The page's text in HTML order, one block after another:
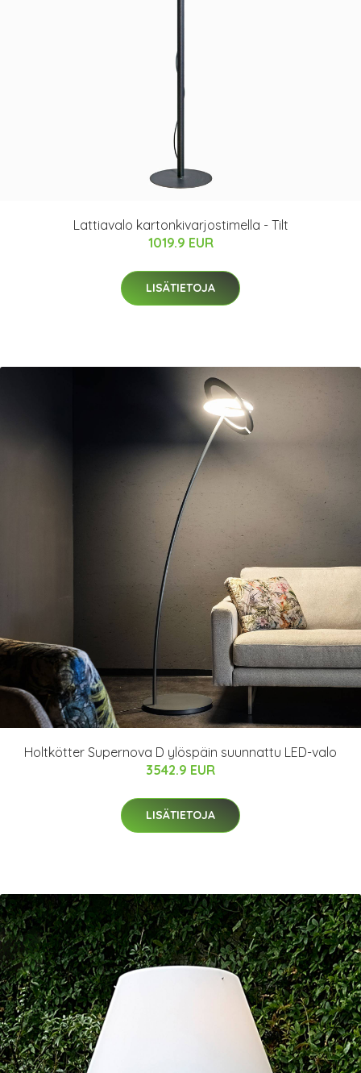
Lattiavalo kartonkivarjostimella - Tilt
1019.9 EUR
LISÄTIETOJA
Holtkötter Supernova D ylöspäin suunnattu LED-valo
3542.9 EUR
LISÄTIETOJA